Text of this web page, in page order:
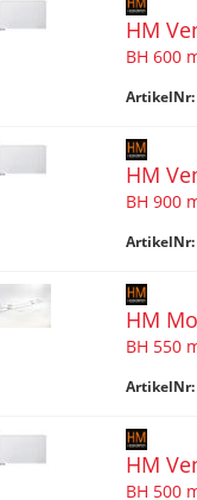
HM
BH 600
ArtikelNr:
HM
BH 900
ArtikelNr:
HM
BH 550
ArtikelNr:
HM
BH 500